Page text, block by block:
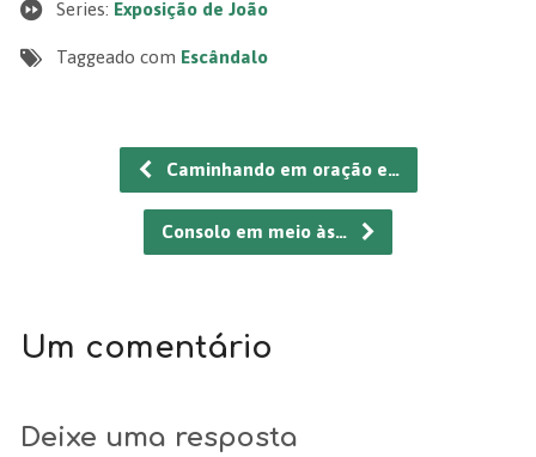
Series: Exposição de João
Taggeado com Escândalo
Caminhando em oração e…
Consolo em meio às…
Um comentário
Deixe uma resposta